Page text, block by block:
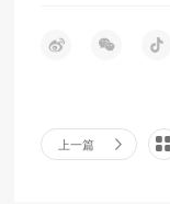
上一篇